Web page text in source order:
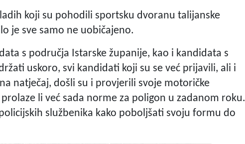
koji su pohodili sportsku dvoranu talijanske
je sve samo ne uobičajeno.
s područja Istarske županije, kao i kandidata s
uskoro, svi kandidati koji su se već prijavili, ali i
natječaj, došli su i provjerili svoje motoričke
li već sada norme za poligon u zadanom roku.
službenika kako poboljšati svoju formu do